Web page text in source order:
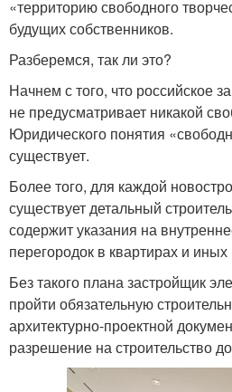
«территорию свободного
будущих собственников.
Разберемся, так ли это?
Начнем с того, что российское
не предусматривает никакой
Юридического понятия
существует.
Более того, для каждой
существует детальный
содержит указания на
перегородок в квартирах и
Без такого плана застройщик
пройти обязательную
архитектурно-проектной
разрешение на строительство